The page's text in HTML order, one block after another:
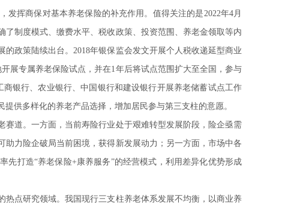
挥商保对基本养老保险的补充作用。值得关注的是2022年4月
制度模式、缴费水平、税收政策、投资范围、养老金领取等内
政策陆续出台。2018年银保监会发文开展个人税收递延型商业
展专属养老保险试点，并在1年后将试点范围扩大至全国，参与
银行、农业银行、中国银行和建设银行开展养老储蓄试点工作
供多样化的养老产品选择，增加居民参与第三支柱的意愿。
道。一方面，当前寿险行业处于艰难转型发展阶段，险企亟需
力险企破局当前困境，获得新发展动力；另一方面，市场中各
先打造“养老保险+康养服务”的经营模式，利用差异化优势形成
点研究领域。我国现行三支柱养老体系发展不均衡，以商业养